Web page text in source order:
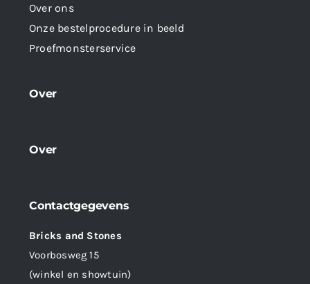
Over ons
Onze bestelprocedure in beeld
Proefmonsterservice
Over
Over
Contactgegevens
Bricks and Stones
Voorbosweg 15
(winkel en showtuin)